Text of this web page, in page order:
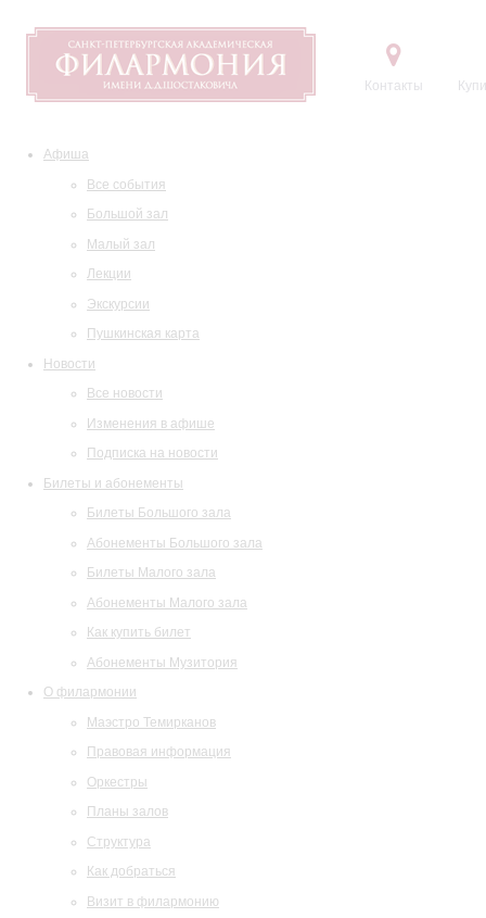
Контакты
Афиша
Все события
Большой зал
Малый зал
Лекции
Экскурсии
Пушкинская карта
Новости
Все новости
Изменения в афише
Подписка на новости
Билеты и абонементы
Билеты Большого зала
Абонементы Большого зала
Билеты Малого зала
Абонементы Малого зала
Как купить билет
Абонементы Музитория
О филармонии
Маэстро Темирканов
Правовая информация
Оркестры
Планы залов
Структура
Как добраться
Визит в филармонию